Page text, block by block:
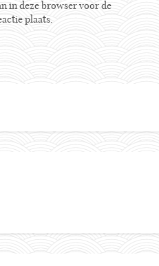
in deze browser voor de
plaats.